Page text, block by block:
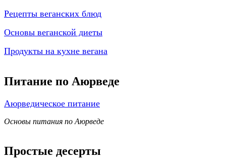
Рецепты веганских блюд
Основы веганской диеты
Продукты на кухне вегана
Питание по Аюрведе
Аюрведическое питание
Основы питания по Аюрведе
Простые десерты